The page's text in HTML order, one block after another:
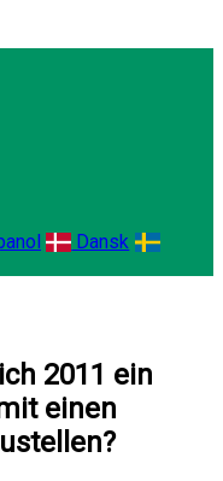
Dansk
2011 ein
einen